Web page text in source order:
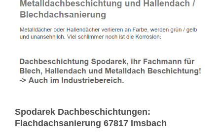
Spodarek Dachbeschichtungen:
Flachdachsanierung 67817 Imsbach